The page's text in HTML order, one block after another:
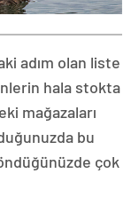
adım olan liste
hala stokta
mağazaları
bu
çok